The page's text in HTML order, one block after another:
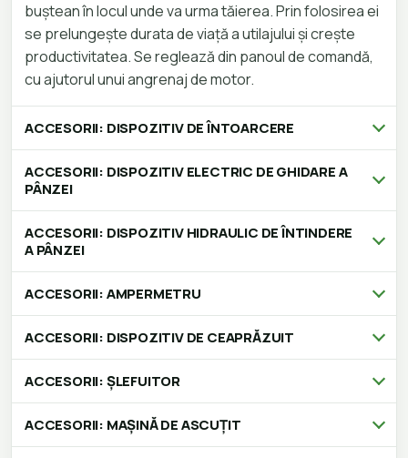
buștean în locul unde va urma tăierea.Prin folosirea ei
se prelungește durata deviață a utilajului și crește
productivitatea. Se reglează din panoul decomandă,
cu ajutorul unui angrenaj de motor.
ACCESORII: DISPOZITIV DE ÎNTOARCERE
ACCESORII: DISPOZITIV ELECTRIC DE GHIDARE A
PÂNZEI
ACCESORII: DISPOZITIV HIDRAULIC DE ÎNTINDERE
A PÂNZEI
ACCESORII: AMPERMETRU
ACCESORII: DISPOZITIV DE CEAPRĂZUIT
ACCESORII: ȘLEFUITOR
ACCESORII: MAȘINĂ DE ASCUȚIT